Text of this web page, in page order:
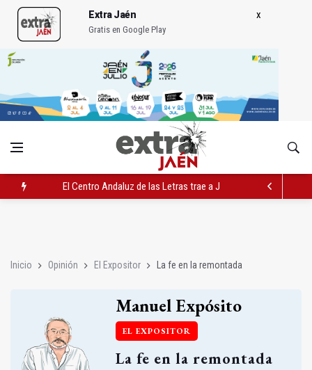
Extra Jaén
Gratis en Google Play
El Centro Andaluz de las Letras trae a Jaén al filósofo Omar
Inicio Opinión El Expositor La fe en la remontada
Manuel Expósito
EL EXPOSITOR
La fe en la remontada